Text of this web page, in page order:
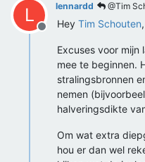
L
Offline
lennardd @Tim
Hey Tim Schouten,
Excuses voor
mee te beginnen.
stralingsbronnen
nemen
halveringsdikte
Om wat extra
hou er dan wel